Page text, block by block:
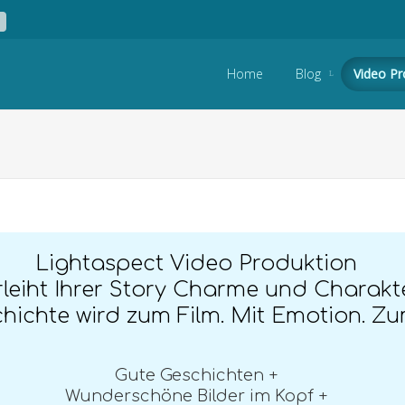
Home
Blog Video
Lightaspect Video Produktion
Ihrer Story Charme und
wird zum Film. Mit Emotion.
Gute Geschichten +
Wunderschöne Bilder im Kopf +